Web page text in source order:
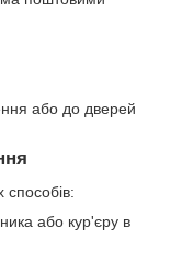
або до дверей
або кур'єру в